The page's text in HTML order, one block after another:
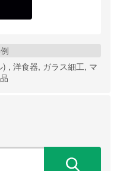
, 洋食器, ガラス細工, マ